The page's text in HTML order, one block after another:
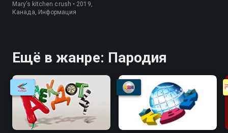
Mary’s kitchen crush • 2019,
Канада, Информация
Ещё в жанре: Пародия